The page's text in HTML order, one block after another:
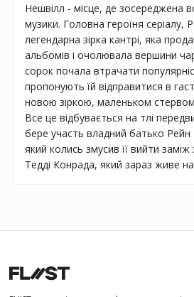
Нешвілл - місце, де зосереджена
музики. Головна героїня серіалу,
легендарна зірка кантрі, яка
альбомів і очолювала вершини
сорок почала втрачати
пропонують їй відправитися в
новою зіркою, маленьком
Все це відбувається на тлі
бере участь владний батько
який колись змусив її вийти
Тедді Конрада, який зараз живе